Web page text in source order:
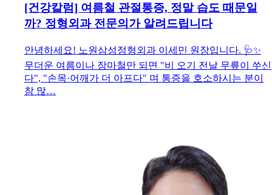
[건강칼럼] 여름철 관절통증, 정말 습도 때문일
까? 정형외과 전문의가 알려드립니다
안녕하세요! 노원삼성정형외과 이세민 원장입니다. 🩺✨
무더운 여름이나 장마철만 되면 "비 오기 전날 무릎이 쑤신
다", "손목·어깨가 더 아프다" 며 통증을 호소하시는 분이
참 많…